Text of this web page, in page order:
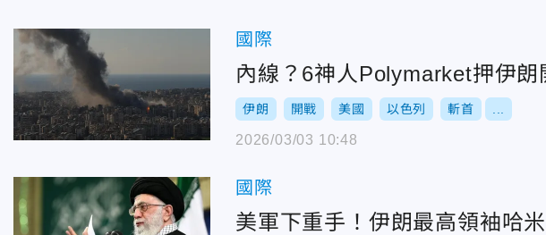
國際
內線？6神人Polymarket押伊
伊朗 開戰 美國 以色列 斬首
2026/03/03 10:48
國際
美軍下重手！伊朗最高領袖哈